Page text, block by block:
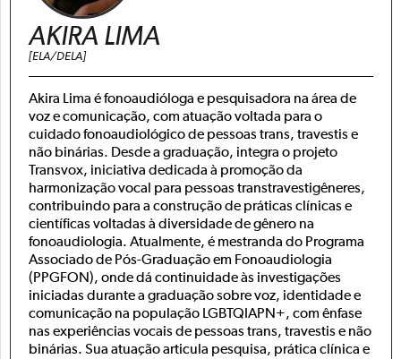
AKIRA LIMA
[ELA/DELA]
Akira Lima é fonoaudióloga e pesquisadora na área de
voz e comunicação, com atuação voltada para o
cuidado fonoaudiológico de pessoas trans, travestis e
não binárias. Desde a graduação, integra o projeto
Transvox, iniciativa dedicada à promoção da
harmonização vocal para pessoas transtravestigêneres,
contribuindo para a construção de práticas clínicas e
científicas voltadas à diversidade de gênero na
fonoaudiologia. Atualmente, é mestranda do Programa
Associado de Pós-Graduação em Fonoaudiologia
(PPGFON), onde dá continuidade às investigações
iniciadas durante a graduação sobre voz, identidade e
comunicação na população LGBTQIAPN+, com ênfase
nas experiências vocais de pessoas trans, travestis e não
binárias. Sua atuação articula pesquisa, prática clínica e